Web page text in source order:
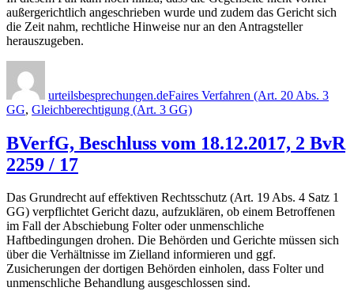
außergerichtlich angeschrieben wurde und zudem das Gericht sich
die Zeit nahm, rechtliche Hinweise nur an den Antragsteller
herauszugeben.
urteilsbesprechungen.deFaires Verfahren (Art. 20 Abs. 3
GG, Gleichberechtigung (Art. 3 GG)
BVerfG, Beschluss vom 18.12.2017, 2 BvR
2259 / 17
Das Grundrecht auf effektiven Rechtsschutz (Art. 19 Abs. 4 Satz 1
GG) verpflichtet Gericht dazu, aufzuklären, ob einem Betroffenen
im Fall der Abschiebung Folter oder unmenschliche
Haftbedingungen drohen. Die Behörden und Gerichte müssen sich
über die Verhältnisse im Zielland informieren und ggf.
Zusicherungen der dortigen Behörden einholen, dass Folter und
unmenschliche Behandlung ausgeschlossen sind.